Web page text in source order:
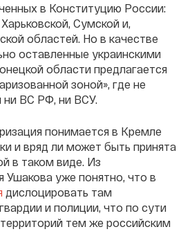
в Конституцию России:
Сумской и,
областей. Но в качестве
оставленные украинскими
области предлагается
зоной», где не
ни ВС РФ, ни ВСУ.
понимается в Кремле
и вряд ли может быть принята
в таком виде. Из
уже понятно, что в
дислоцировать там
и полиции, что по сути
тем же российским